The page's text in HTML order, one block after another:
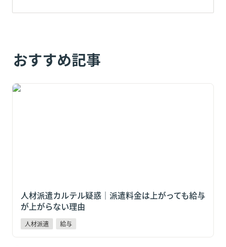
おすすめ記事
人材派遣カルテル疑惑｜派遣料金は上がっても給与が上
人材派遣カルテル疑惑｜派遣料金は上がっても給与
が上がらない理由
人材派遣 給与